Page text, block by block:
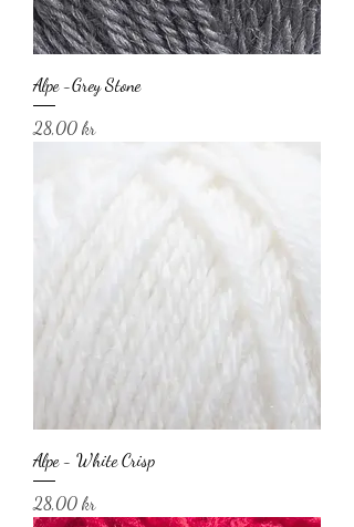
Alpe -Grey Stone
Pris
28,00 kr
Alpe - White Crisp
Pris
28,00 kr